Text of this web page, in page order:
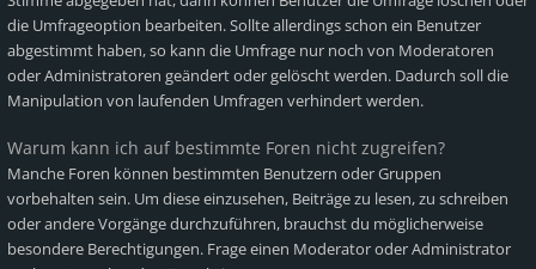
die Umfrageoption bearbeiten. Sollte allerdings schon ein Benutzer
abgestimmt haben, so kann die Umfrage nur noch von Moderatoren
oder Administratoren geändert oder gelöscht werden. Dadurch soll die
Manipulation von laufenden Umfragen verhindert werden.
Warum kann ich auf bestimmte Foren nicht zugreifen?
Manche Foren können bestimmten Benutzern oder Gruppen
vorbehalten sein. Um diese einzusehen, Beiträge zu lesen, zu schreiben
oder andere Vorgänge durchzuführen, brauchst du möglicherweise
besondere Berechtigungen. Frage einen Moderator oder Administrator